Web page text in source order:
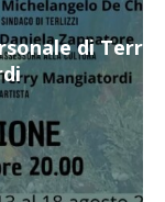
di Terry